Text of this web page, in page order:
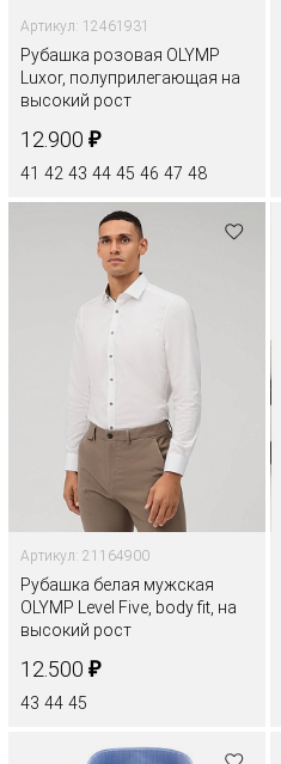
Артикул: 12461931
Рубашка розовая OLYMP
Luxor, полуприлегающая на
высокий рост
12.900 ₽
41 42 43 44 45 46 47 48
Артикул: 21164900
Рубашка белая мужская
OLYMP Level Five, body fit, на
высокий рост
12.500 ₽
43 44 45